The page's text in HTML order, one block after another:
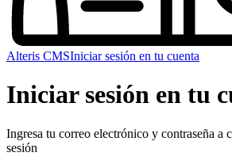
Alteris CMSIniciar sesión en tu cuenta
Iniciar sesión en tu
Ingresa tu correo electrónico y contraseña a
sesión